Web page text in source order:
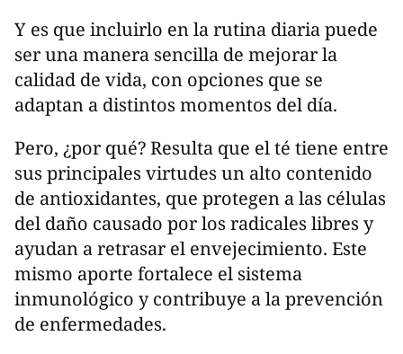
Y es que incluirlo en la rutina diaria puede
ser una manera sencilla de mejorar la
calidad de vida, con opciones que se
adaptan a distintos momentos del día.
Pero, ¿por qué? Resulta que el té tiene entre
sus principales virtudes un alto contenido
de antioxidantes, que protegen a las células
del daño causado por los radicales libres y
ayudan a retrasar el envejecimiento. Este
mismo aporte fortalece el sistema
inmunológico y contribuye a la prevención
de enfermedades.